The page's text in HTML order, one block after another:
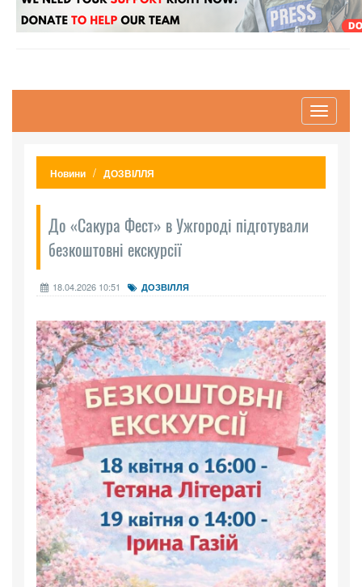
Toggle
Новини ДОЗВІЛЛЯ
До «Сакура Фест» в Ужгороді підготували
безкоштовні екскурсії
18.04.2026 10:51 ДОЗВІЛЛЯ